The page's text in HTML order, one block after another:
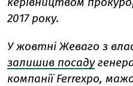
2017 року.
У жовтні Жеваго з
залишив посаду
компанії Ferrexpo,